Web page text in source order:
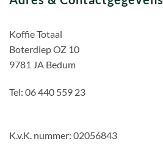
Koffie Totaal
Boterdiep OZ 10
9781 JA Bedum
Tel: 06 440 559 23
K.v.K. nummer: 02056843